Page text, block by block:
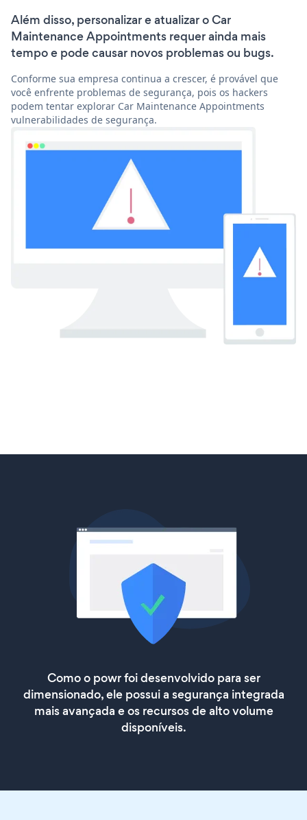
Além disso, personalizar e atualizar o Car
Maintenance Appointments requer ainda mais
tempo e pode causar novos problemas ou bugs.
Conforme sua empresa continua a crescer, é provável que
você enfrente problemas de segurança, pois os hackers
podem tentar explorar Car Maintenance Appointments
vulnerabilidades de segurança.
Como o powr foi desenvolvido para ser
dimensionado, ele possui a segurança integrada
mais avançada e os recursos de alto volume
disponíveis.